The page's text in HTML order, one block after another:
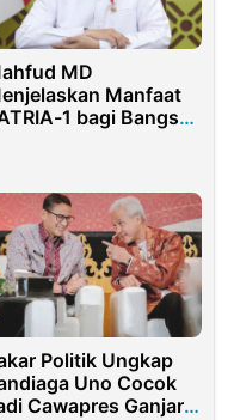
MD
Manfaat
1 bagi Bangsa
Politik Ungkap
Uno Cocok
Cawapres Ganjar